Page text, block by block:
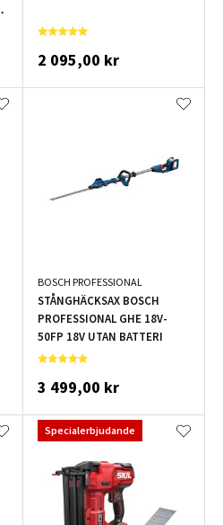
2 095,00 kr
BOSCH PROFESSIONAL
STÅNGHÄCKSAX BOSCH
PROFESSIONAL GHE 18V-
50FP 18V UTAN BATTERI
3 499,00 kr
Specialerbjudande